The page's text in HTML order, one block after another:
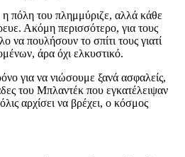
πόλη του πλημμύριζε, αλλά κάθε
Ακόμη περισσότερο, για τους
να πουλήσουν το σπίτι τους γιατί
άρα όχι ελκυστικό.
για να νιώσουμε ξανά ασφαλείς,
του Μπλαντέκ που εγκατέλειψαν
αρχίσει να βρέχει, ο κόσμος